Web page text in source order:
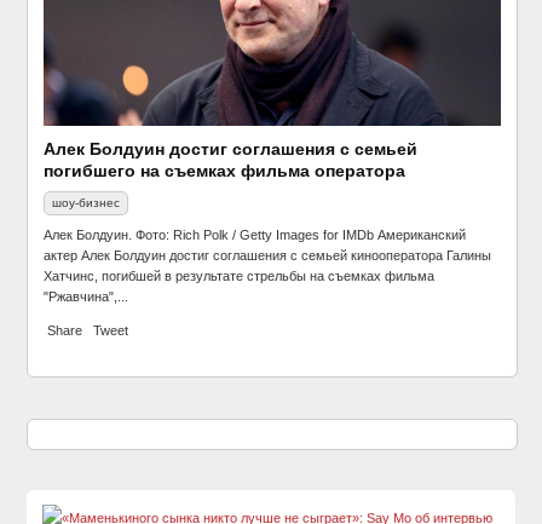
Алек Болдуин достиг соглашения с семьей
погибшего на съемках фильма оператора
шоу-бизнес
Алек Болдуин. Фото: Rich Polk / Getty Images for IMDb Американский
актер Алек Болдуин достиг соглашения с семьей кинооператора Галины
Хатчинс, погибшей в результате стрельбы на съемках фильма
"Ржавчина",...
Share Tweet